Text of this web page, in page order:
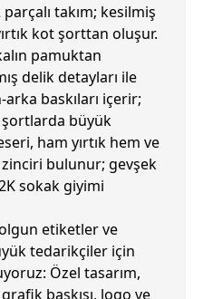
takım; kesilmiş
kot şorttan oluşur.
pamuktan
delik detayları ile
baskıları içerir;
şortlarda büyük
ham yırtık hem ve
bulunur; gevşek
sokak giyimi
etiketler ve
tedarikçiler için
Özel tasarım,
baskısı, logo ve